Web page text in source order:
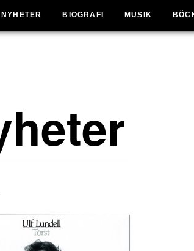
NYHETER BIOGRAFI MUSIK